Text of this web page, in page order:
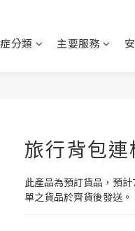
分類 主要服務
旅行背包
此產品為預訂貨品，預
單之貨品於齊貨後發送。